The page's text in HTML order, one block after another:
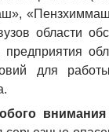
области
для
внимания